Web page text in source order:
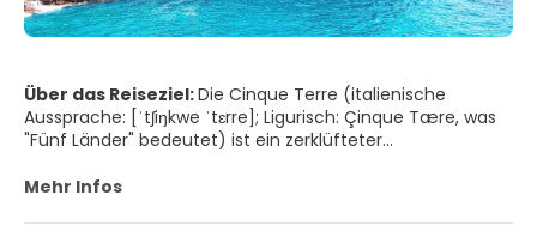
Über das Reiseziel:Die Cinque Terre (italienische
Aussprache: [ˈtʃiŋkwe ˈtɛrre]; Ligurisch: Çinque Tære, was
"Fünf Länder" bedeutet) ist ein zerklüfteter
der Region Ligurien in Italien, westlich der Stadt La Spezia,
Mehr Infos